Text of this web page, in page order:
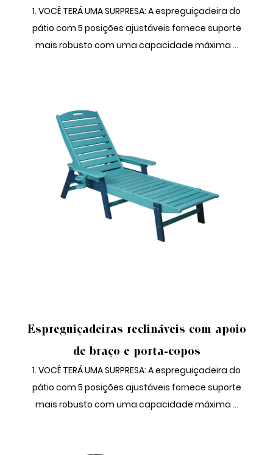
1. VOCÊ TERÁ UMA SURPRESA: A espreguiçadeira do
pátio com 5 posições ajustáveis ​​fornece suporte
mais robusto com uma capacidade máxima ...
Espreguiçadeiras reclináveis ​​com apoio
de braço e porta-copos
1. VOCÊ TERÁ UMA SURPRESA: A espreguiçadeira do
pátio com 5 posições ajustáveis ​​fornece suporte
mais robusto com uma capacidade máxima ...